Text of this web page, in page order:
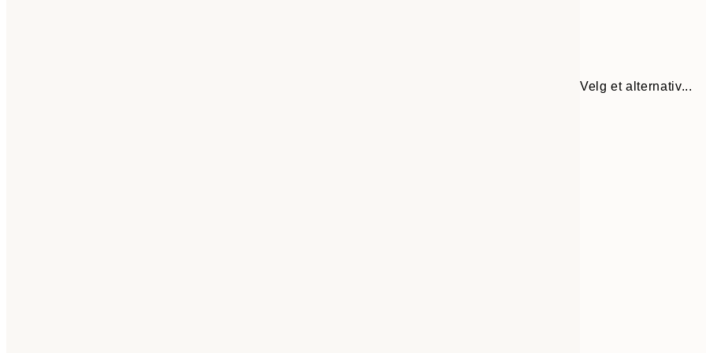
Velg et alternativ...